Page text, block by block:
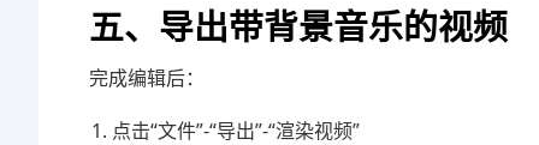
五、导出带背景音乐的视频
完成编辑后：
点击“文件”-“导出”-“渲染视频”